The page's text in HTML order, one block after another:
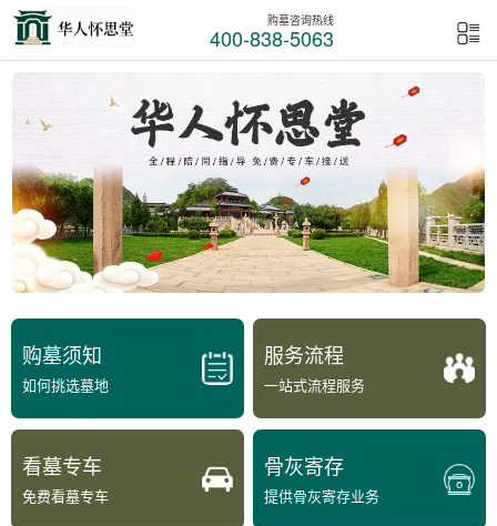
购墓咨询热线
400-838-5063
购墓须知
如何挑选墓地
服务流程
一站式流程服务
看墓专车
免费看墓专车
骨灰寄存
提供骨灰寄存业务